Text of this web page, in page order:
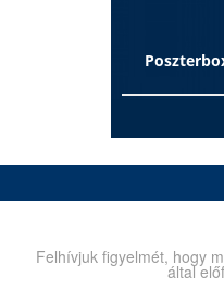
Felhívjuk figyelmét, hogy
által
Kiadó
Postafiók:1445
Telefon:210-